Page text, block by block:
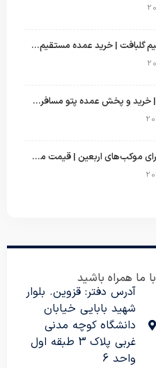
قیمت پتو یک‌نفره ضخیم گلبافت | خرید عمده مستقیم با بهترین قیمت
قیمت پتو سبک سنس | خرید و پخش عمده پتو مسافرتی Sense
خرید عمده پتو مینک برای موکب‌های اربعین | قیمت مناسب و ارسال سریع
با ما همراه باشید
آدرس دفتر: قزوین. بلوار
شهید بابایی خیابان
دانشگاه کوچه مدنی
غربی پلاک 3 طبقه اول
واحد 6